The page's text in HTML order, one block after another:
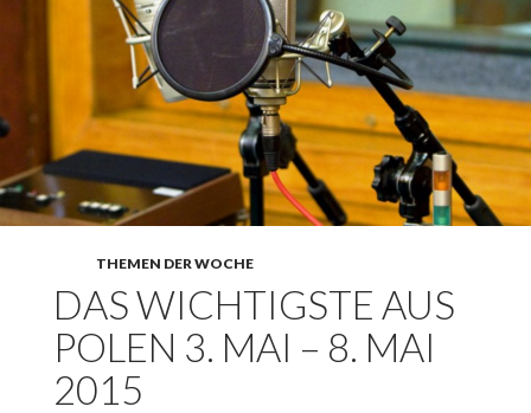
THEMEN DER WOCHE
DAS WICHTIGSTE AUS
POLEN 3. MAI – 8. MAI
2015